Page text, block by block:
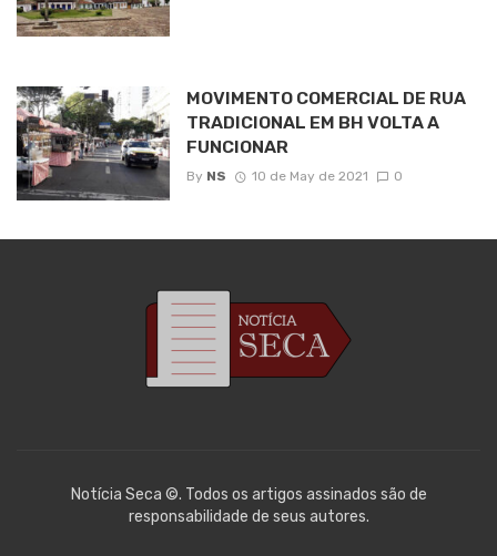
MOVIMENTO COMERCIAL DE RUA
TRADICIONAL EM BH VOLTA A
FUNCIONAR
By NS 10 de May de 2021 0
Notícia Seca ©. Todos os artigos assinados são de
responsabilidade de seus autores.